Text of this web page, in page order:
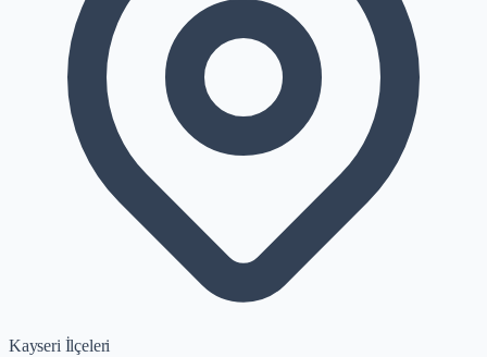
Kayseri İlçeleri